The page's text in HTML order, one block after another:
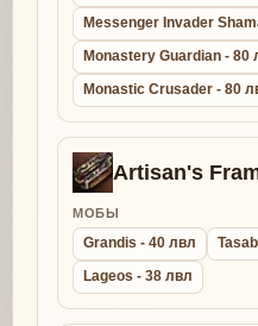
Messenger Invader
Monastery Guardian - 80
Monastic Crusader - 80
Artisan's
МОБЫ
Grandis - 40 лвл
Lageos - 38 лвл